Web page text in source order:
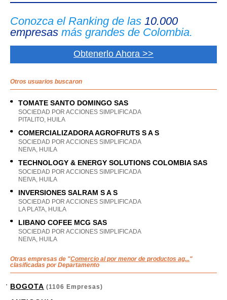
Conozca el Ranking de las 10.000
empresas más grandes de Colombia.
Obtenerlo Ahora >>
Otros usuarios buscaron
TOMATE SANTO DOMINGO SAS
SOCIEDAD POR ACCIONES SIMPLIFICADA
PITALITO, HUILA
COMERCIALIZADORA AGROFRUTS S A S
SOCIEDAD POR ACCIONES SIMPLIFICADA
NEIVA, HUILA
TECHNOLOGY & ENERGY SOLUTIONS COLOMBIA SAS
SOCIEDAD POR ACCIONES SIMPLIFICADA
NEIVA, HUILA
INVERSIONES SALRAM S A S
SOCIEDAD POR ACCIONES SIMPLIFICADA
LA PLATA, HUILA
LIBANO COFEE MCG SAS
SOCIEDAD POR ACCIONES SIMPLIFICADA
NEIVA, HUILA
Otras empresas de "Comercio al por menor de productos ag..."
clasificadas por Departamento
BOGOTA (1106 Empresas)